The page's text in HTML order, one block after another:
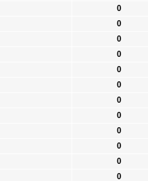
0
0
0
0
0
0
0
0
0
0
0
0